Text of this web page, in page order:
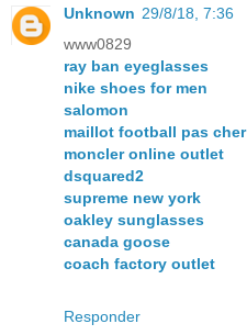
Unknown 29/8/18, 7:36
www0829
ray ban eyeglasses
nike shoes for men
salomon
maillot football pas cher
moncler online outlet
dsquared2
supreme new york
oakley sunglasses
canada goose
coach factory outlet
Responder